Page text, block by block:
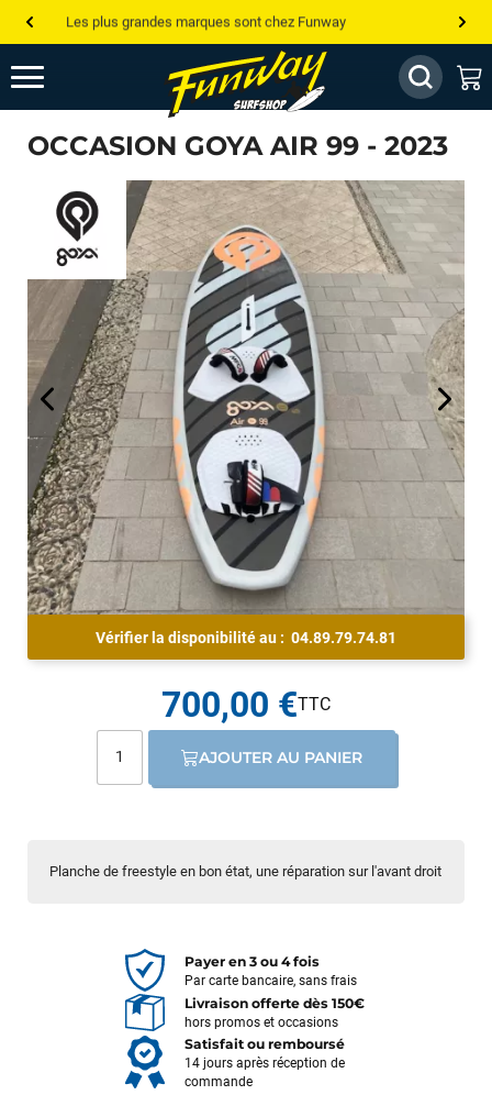
Les plus grandes marques sont chez Funway
Jusqu’à -75% de remise sur le windsurf, wingfoil, etc...
💰 Meilleur prix garanti — Moins cher ailleurs ? On s’aligne !
Besoin de conseils de pro ? Appelle nous !
OCCASION GOYA AIR 99 - 2023
Planche de freestyle en bon état, une réparation sur l'avant droit
Vérifier la disponibilité au : 04.89.79.74.81
700,00 €
AJOUTER AU PANIER
Payer en 3 ou 4 fois
Par carte bancaire, sans frais
Livraison offerte dès 150€
hors promos et occasions
Satisfait ou remboursé
14 jours après réception de
commande